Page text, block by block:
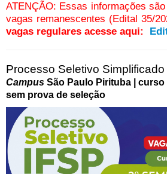
ATENÇÃO: Essas informações
vagas remanescentes (Edital 35/
vagas regulares acesse aqui:
Processo Seletivo Simplificado
Campus São Paulo Pirituba | curso
sem prova de seleção